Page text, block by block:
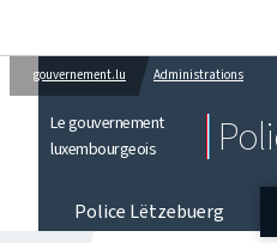
gouvernement.lu Administrations
Le gouvernement
luxembourgeois
Police Lëtzebuerg